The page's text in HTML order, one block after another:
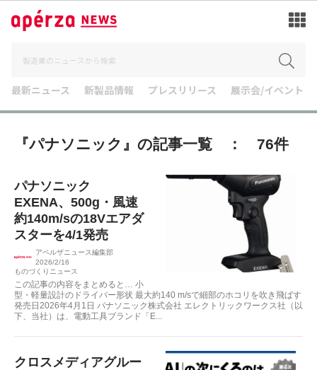
最新ニュース 新製品情報 プレスリリース 展示会/イベント
『パナソニック』の記事一覧 ： 76件
パナソニック
EXENA、500g・風速
約140m/sの18Vエアダ
スターを4/1発売
アペルザニュース編集部
2026/2/16
ものづくりニュース
この記事の内容をまとめると… 小
型・軽量設計のドライバー形状 最大約140 m/sで細部のホコリを吹き飛ばす
発売日2026年4月1日 パナソニック株式会社 エレクトリックワークス社（以
下、当社）は、電動工具ブランド「E...
クロスメディアグルー